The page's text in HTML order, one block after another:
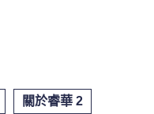
關於睿華 2